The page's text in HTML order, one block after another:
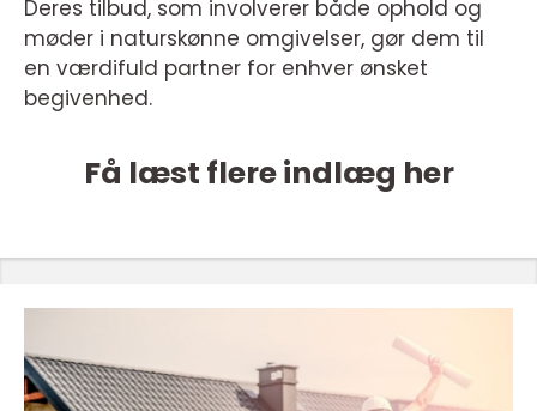
Deres tilbud, som involverer både ophold og
møder i naturskønne omgivelser, gør dem til
en værdifuld partner for enhver ønsket
begivenhed.
Få læst flere indlæg her